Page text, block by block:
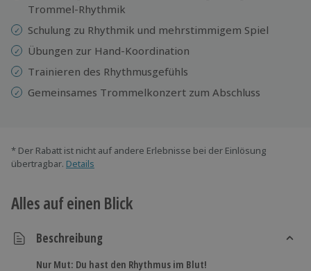
Trommel-Rhythmik
Schulung zu Rhythmik und mehrstimmigem Spiel
Übungen zur Hand-Koordination
Trainieren des Rhythmusgefühls
Gemeinsames Trommelkonzert zum Abschluss
* Der Rabatt ist nicht auf andere Erlebnisse bei der Einlösung
übertragbar. Details
Alles auf einen Blick
Beschreibung
Nur Mut: Du hast den Rhythmus im Blut!